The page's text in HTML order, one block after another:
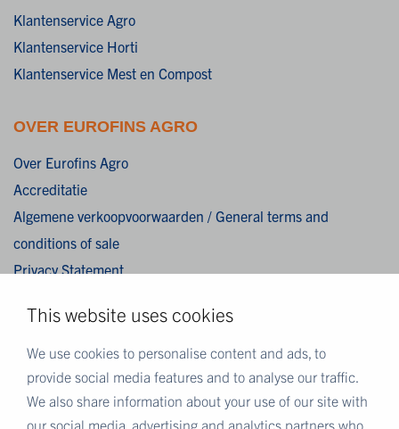
This website uses cookies
We use cookies to personalise content and ads, to
provide social media features and to analyse our traffic.
We also share information about your use of our site with
our social media, advertising and analytics partners who
Klantenservice Agro
Klantenservice Horti
Klantenservice Mest en Compost
OVER EUROFINS AGRO
Over Eurofins Agro
Accreditatie
Algemene verkoopvoorwaarden / General terms and
conditions of sale
Privacy Statement
Disclaimer
MEER EUROFINS
Eurofins Nederland